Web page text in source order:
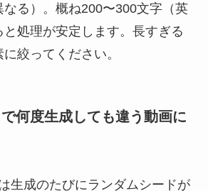
なる）。概ね200〜300文字（英
処理が安定します。長すぎる
絞ってください。
何度生成しても違う動画に
生成のたびにランダムシードが